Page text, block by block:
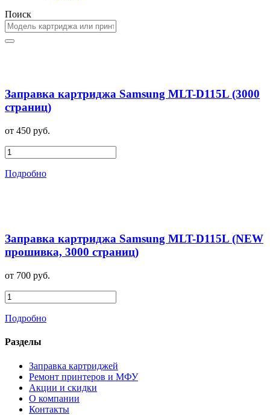
Поиск
Заправка картриджа Samsung MLT-D115L (3000
страниц)
от 450 руб.
Подробно
Заправка картриджа Samsung MLT-D115L (NEW
прошивка, 3000 страниц)
от 700 руб.
Подробно
Разделы
Заправка картриджей
Ремонт принтеров и МФУ
Акции и скидки
О компании
Контакты